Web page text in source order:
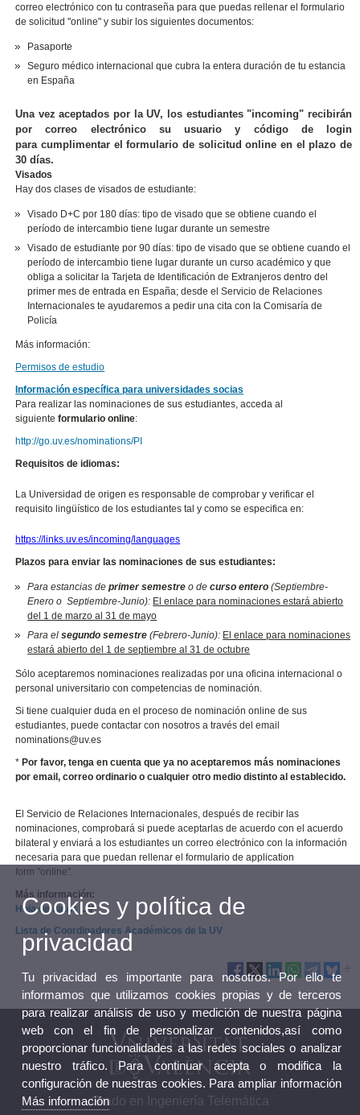
correo electrónico con tu contraseña para que puedas rellenar el formulario
de solicitud "online" y subir los siguientes documentos:
Pasaporte
Seguro médico internacional que cubra la entera duración de tu estancia
en España
Una vez aceptados por la UV, los estudiantes "incoming" recibirán
por correo electrónico su usuario y código de login
para cumplimentar el formulario de solicitud online en el plazo de
30 días.
Visados
Hay dos clases de visados de estudiante:
Visado D+C por 180 días: tipo de visado que se obtiene cuando el
período de intercambio tiene lugar durante un semestre
Visado de estudiante por 90 días: tipo de visado que se obtiene cuando el
período de intercambio tiene lugar durante un curso académico y que
obliga a solicitar la Tarjeta de Identificación de Extranjeros dentro del
primer mes de entrada en España; desde el Servicio de Relaciones
Internacionales te ayudaremos a pedir una cita con la Comisaría de
Policía
Más información:
Permisos de estudio
Información específica para universidades socias
Para realizar las nominaciones de sus estudiantes, acceda al
siguienteformulario online:
http://go.uv.es/nominations/PI
Requisitos de idiomas:
La Universidad de origen es responsable de comprobar y verificar el
requisito lingüístico de los estudiantes tal y como se especifica en:
https://links.uv.es/incoming/languages
Plazos para enviar las nominaciones de sus estudiantes:
Para estancias deprimer semestre o decurso entero (Septiembre-
Enero o Septiembre-Junio): El enlace para nominaciones estará abierto
del 1 de marzo al 31 de mayo
Para el segundo semestre (Febrero-Junio): El enlace para nominaciones
estará abierto del 1 de septiembre al 31 de octubre
Sólo aceptaremos nominaciones realizadas por una oficina internacional o
personal universitario con competencias de nominación.
Si tiene cualquier duda en el proceso de nominación online de sus
estudiantes, puede contactar con nosotros a través del email
nominations@uv.es
* Por favor, tenga en cuenta que ya no aceptaremos más nominaciones
por email, correo ordinario o cualquier otro medio distinto al establecido.
El Servicio de Relaciones Internacionales, después de recibir las
nominaciones, comprobará si puede aceptarlas de acuerdo con el acuerdo
bilateral y enviará a los estudiantes un correo electrónico con la información
necesaria para que puedan rellenar el formulario de application
form "online".
Más información:
Hoja de datos UV
Lista de Coordinadores Académicos de la UV
Grado en Ingeniería Telemática
Cookies y política de
privacidad
Tu privacidad es importante para nosotros. Por ello te
informamos que utilizamos cookies propias y de terceros
para realizar análisis de uso y medición de nuestra página
web con el fin de personalizar contenidos,así como
proporcionar funcionalidades a las redes sociales o analizar
nuestro tráfico. Para continuar acepta o modifica la
configuración de nuestras cookies. Para ampliar información
Más información